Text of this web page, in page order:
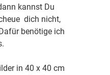
kannst Du
dich nicht,
benötige ich
in 40 x 40 cm